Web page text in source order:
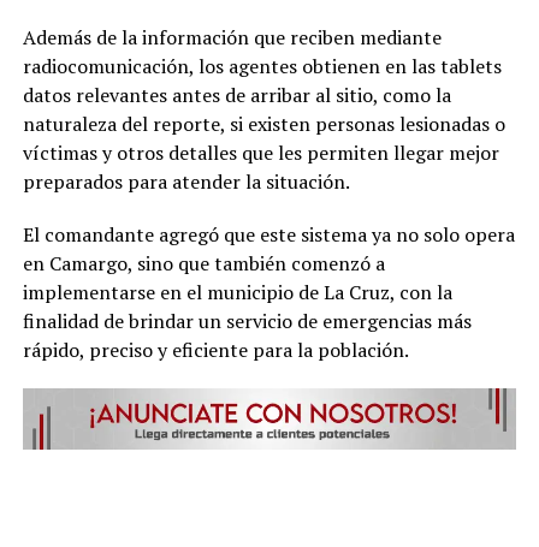
Además de la información que reciben mediante
radiocomunicación, los agentes obtienen en las tablets
datos relevantes antes de arribar al sitio, como la
naturaleza del reporte, si existen personas lesionadas o
víctimas y otros detalles que les permiten llegar mejor
preparados para atender la situación.
El comandante agregó que este sistema ya no solo opera
en Camargo, sino que también comenzó a
implementarse en el municipio de La Cruz, con la
finalidad de brindar un servicio de emergencias más
rápido, preciso y eficiente para la población.